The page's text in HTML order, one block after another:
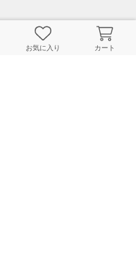
店舗検索
お気に入り カート